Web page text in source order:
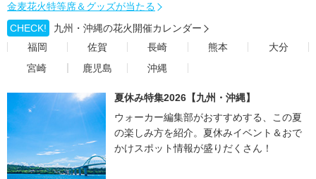
金麦花火特等席＆グッズが当たる
CHECK!
九州・沖縄の花火開催カレンダー
福岡
佐賀 長崎 熊本
大分
宮崎
鹿児島 沖縄
夏休み特集2026【九州・沖縄】
ウォーカー編集部がおすすめする、この夏
の楽しみ方を紹介。夏休みイベント＆おで
かけスポット情報が盛りだくさん！